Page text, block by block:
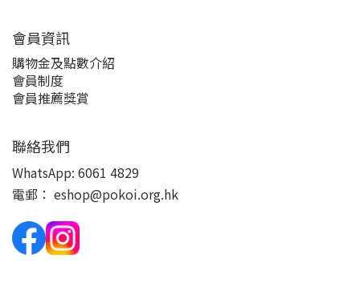
會員資訊
購物金及點數介紹
會員制度
會員推薦獎賞
聯絡我們
WhatsApp: 6061 4829
電郵： eshop@pokoi.org.hk